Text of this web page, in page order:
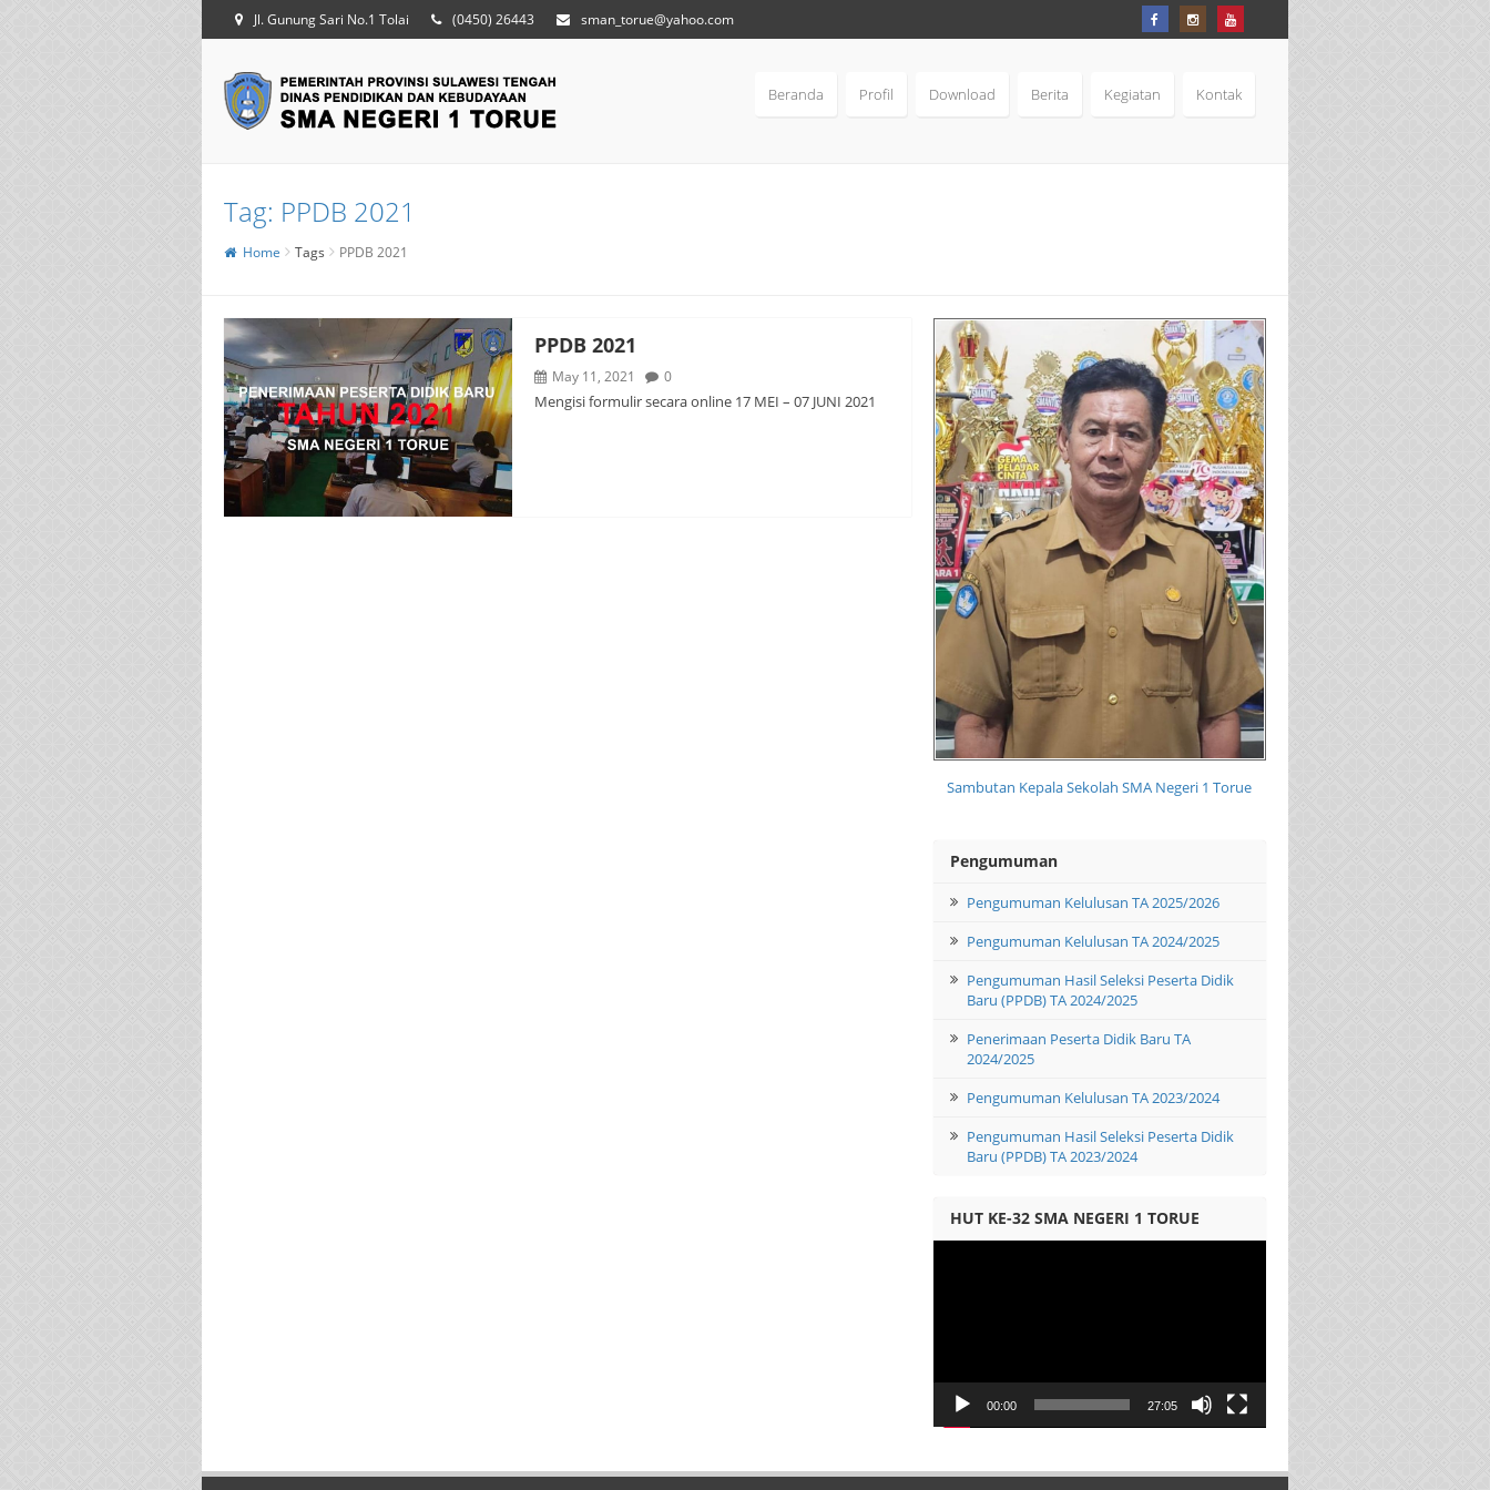
Jl. Gunung Sari No.1 Tolai (0450) 26443 sman_torue@yahoo.com
Beranda Profil Download Berita Kegiatan Kontak
Tag: PPDB 2021
Home Tags PPDB 2021
PPDB 2021
May 11, 2021 0
Mengisi formulir secara online 17 MEI – 07 JUNI 2021
Sambutan Kepala Sekolah SMA Negeri 1 Torue
Pengumuman
Pengumuman Kelulusan TA 2025/2026
Pengumuman Kelulusan TA 2024/2025
Pengumuman Hasil Seleksi Peserta Didik
Baru (PPDB) TA 2024/2025
Penerimaan Peserta Didik Baru TA
2024/2025
Pengumuman Kelulusan TA 2023/2024
Pengumuman Hasil Seleksi Peserta Didik
Baru (PPDB) TA 2023/2024
HUT KE-32 SMA NEGERI 1 TORUE
00:00 27:05